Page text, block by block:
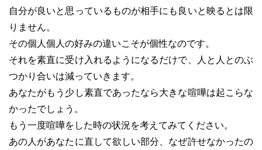
自分が良いと思っているものが相手にも良いと映るとは限
りません。
その個人個人の好みの違いこそが個性なのです。
それを素直に受け入れるようになるだけで、人と人とのぶ
つかり合いは減っていきます。
あなたがもう少し素直であったなら大きな喧嘩は起こらな
かったでしょう。
もう一度喧嘩をした時の状況を考えてみてください。
あの人があなたに直して欲しい部分、なぜ許せなかったの